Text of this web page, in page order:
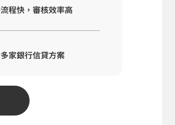
程快，審核效率高
家銀行信貸方案